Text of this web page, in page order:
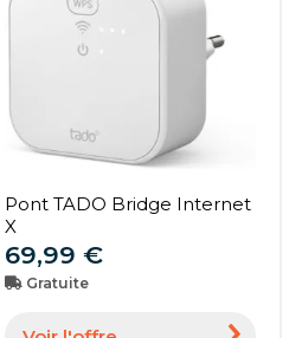
Pont TADO Bridge Internet
X
69,99 €
Gratuite